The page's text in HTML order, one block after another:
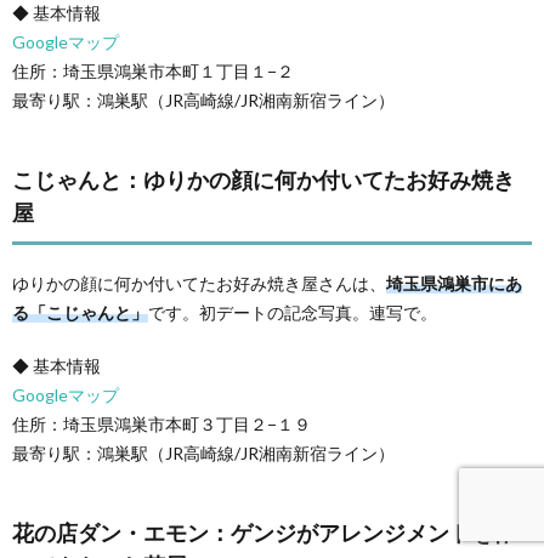
◆ 基本情報
Googleマップ
住所：埼玉県鴻巣市本町１丁目１−２
最寄り駅：鴻巣駅（JR高崎線/JR湘南新宿ライン）
こじゃんと：ゆりかの顔に何か付いてたお好み焼き
屋
ゆりかの顔に何か付いてたお好み焼き屋さんは、 埼玉県鴻巣市にあ
る「こじゃんと」です。初デートの記念写真。連写で。
◆ 基本情報
Googleマップ
住所：埼玉県鴻巣市本町３丁目２−１９
最寄り駅：鴻巣駅（JR高崎線/JR湘南新宿ライン）
花の店ダン・エモン：ゲンジがアレンジメントを作